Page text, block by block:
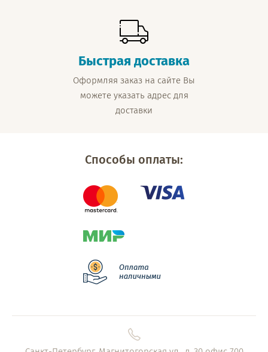
Быстрая доставка
Оформляя заказ на сайте Вы
можете указать адрес для
доставки
Способы оплаты: